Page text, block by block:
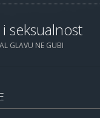
seksualnost
GLAVU NE GUBI